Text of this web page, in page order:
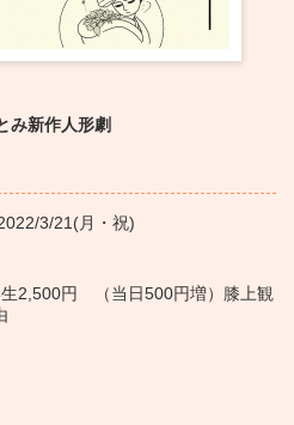
み新作人形劇
3/21 (月・祝)
2,500円 （当日500円増）膝上観